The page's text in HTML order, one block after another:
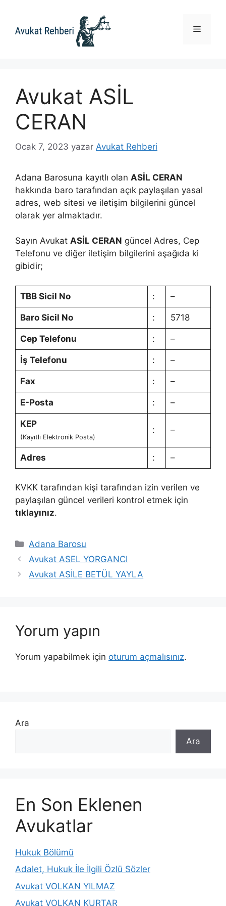
Menü
Avukat ASİL
CERAN
Ocak 7, 2023 yazar Avukat Rehberi
Adana Barosuna kayıtlı olan ASİL CERAN
hakkında baro tarafından açık paylaşılan yasal
adres, web sitesi ve iletişim bilgilerini güncel
olarak yer almaktadır.
Sayın Avukat ASİL CERAN güncel Adres, Cep
Telefonu ve diğer iletişim bilgilerini aşağıda ki
gibidir;
TBB Sicil No : –
Baro Sicil No : 5718
Cep Telefonu : –
İş Telefonu : –
Fax : –
E-Posta : –
KEP
(Kayıtlı Elektronik Posta)
: –
Adres : –
KVKK tarafından kişi tarafından izin verilen ve
paylaşılan güncel verileri kontrol etmek için
tıklayınız.
Kategoriler
Adana Barosu
Avukat ASEL YORGANCI
Avukat ASİLE BETÜL YAYLA
Yorum yapın
Yorum yapabilmek için oturum açmalısınız.
Ara
Ara
En Son Eklenen
Avukatlar
Hukuk Bölümü
Adalet, Hukuk İle İlgili Özlü Sözler
Avukat VOLKAN YILMAZ
Avukat VOLKAN KURTAR